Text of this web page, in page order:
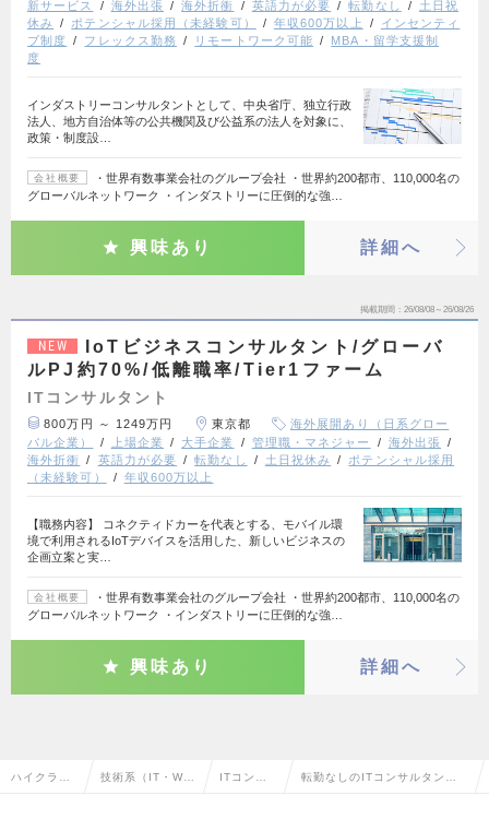
新サービス
海外出張 海外折衝 英語力が必要 転勤なし
土日祝
休み
ポテンシャル採用（未経験可） 年収600万以上
インセンティ
ブ制度
フレックス勤務 リモートワーク可能
MBA・留学支援制
度
インダストリーコンサルタントとして、中央省庁、独立行政
法人、地方自治体等の公共機関及び公益系の法人を対象に、
政策・制度設…
会社概要
・世界有数事業会社のグループ会社 ・世界約200都市、110,000名の
グローバルネットワーク ・インダストリーに圧倒的な強…
興味あり 詳細へ
掲載期間 26/08/08～26/08/26
NEW
IoTビジネスコンサルタント/グローバ
ルPJ約70%/低離職率/Tier1ファーム
ITコンサルタント
800万円 ～ 1249万円 東京都
海外展開あり（日系グロー
バル企業）
上場企業 大手企業 管理職・マネジャー
海外出張
海外折衝
英語力が必要 転勤なし 土日祝休み
ポテンシャル採用
（未経験可）
年収600万以上
【職務内容】 コネクティドカーを代表とする、モバイル環
境で利用されるIoTデバイスを活用した、新しいビジネスの
企画立案と実…
会社概要
・世界有数事業会社のグループ会社 ・世界約200都市、110,000名の
グローバルネットワーク ・インダストリーに圧倒的な強…
興味あり 詳細へ
ハイクラス 技術系（IT・We ITコンサ 転勤なしのITコンサルタント